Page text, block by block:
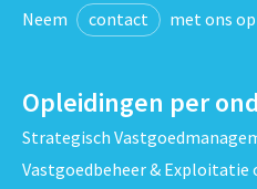
Neem contact met ons op
Opleidingen per
Strategisch
Vastgoedbeheer & Exploitatie